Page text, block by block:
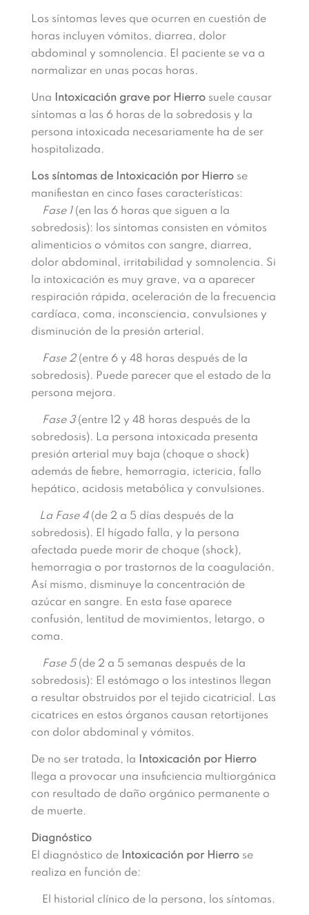
Los síntomas leves que ocurren en cuestión de
horas incluyen vómitos, diarrea, dolor
abdominal y somnolencia. El paciente se va a
normalizar en unas pocas horas.
Una Intoxicación grave por Hierrosuele causar
síntomas a las 6 horas de la sobredosis y la
persona intoxicada necesariamente ha de ser
hospitalizada.
Los síntomas de Intoxicación por Hierrose
manifiestan en cinco fases características:
Fase 1(en las 6 horas que siguen a la
sobredosis): los síntomas consisten en vómitos
alimenticios o vómitos con sangre, diarrea,
dolor abdominal, irritabilidad y somnolencia. Si
la intoxicación es muy grave, va a aparecer
respiración rápida, aceleración de la frecuencia
cardíaca, coma, inconsciencia, convulsiones y
disminución de la presión arterial.
Fase 2(entre 6 y 48 horas después de la
sobredosis). Puede parecer que el estado de la
persona mejora.
Fase 3(entre 12 y 48 horas después de la
sobredosis). La persona intoxicada presenta
presión arterial muy baja (choque o shock)
además de fiebre, hemorragia, ictericia, fallo
hepático, acidosis metabólica y convulsiones.
La Fase 4(de 2 a 5 días después de la
sobredosis). El hígado falla, y la persona
afectada puede morir de choque (shock),
hemorragia o por trastornos de la coagulación.
Así mismo, disminuye la concentración de
azúcar en sangre. En esta fase aparece
confusión, lentitud de movimientos, letargo, o
coma.
Fase 5(de 2 a 5 semanas después de la
sobredosis): El estómago o los intestinos llegan
a resultar obstruidos por el tejido cicatricial. Las
cicatrices en estos órganos causan retortijones
con dolor abdominal y vómitos.
De no ser tratada, la
Intoxicación por Hierro
llega a provocar una insuficiencia multiorgánica
con resultado de daño orgánico permanente o
de muerte.
Diagnóstico
El diagnóstico deIntoxicación por Hierrose
realiza en función de:
El historial clínico de la persona, los síntomas.